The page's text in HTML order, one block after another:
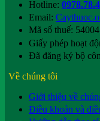
Hotline:
Email:
Mã số thuế:
Giấy phép hoạt
Đã đăng ký bộ
Về chúng tôi
Giới thiệu về
Điều khoản và